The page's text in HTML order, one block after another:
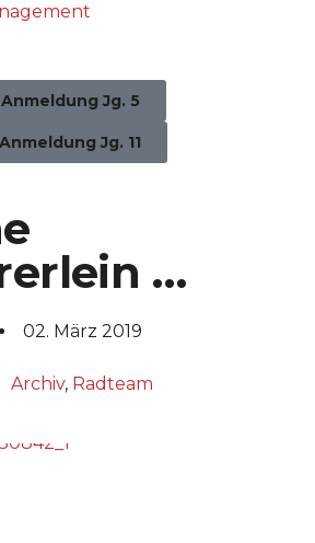
Anmeldung Jg. 5
Anmeldung Jg. 11
…
02. März 2019
Archiv, Radteam